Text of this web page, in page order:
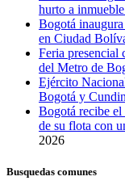
hurto a
Bogotá
en Ciudad
Feria presencial
del Metro de
Ejército
Bogotá y
Bogotá recibe
de su flota con
2026
Busquedas comunes